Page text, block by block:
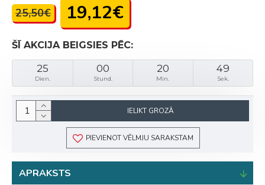
ŠĪ AKCIJA BEIGSIES PĒC:
25
Dien.
00
Stund.
20
Min.
49
Sek.
25,50€ 19,12€
IELIKT GROZĀ
PIEVIENOT VĒLMJU SARAKSTAM
APRAKSTS